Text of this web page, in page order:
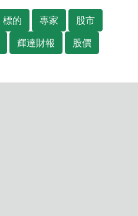
標的 專家
股市
輝達財報 股價